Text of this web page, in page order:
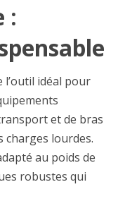
:
l’outil idéal pour
et de bras
charges lourdes.
au poids de
robustes qui